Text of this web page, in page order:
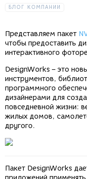
БЛОГ КОМПАНИИ
Представляем пакет
чтобы предоставить
интерактивного
DesignWorks – это
инструментов,
программного
дизайнерами для
повседневной жизни:
жилых домов,
другого.
Пакет DesignWorks